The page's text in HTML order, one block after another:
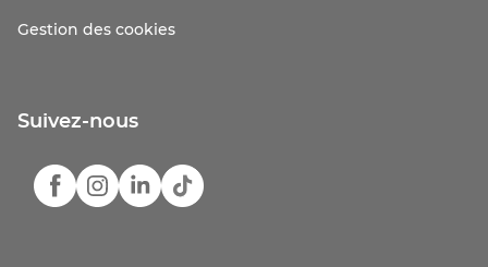
Gestion des cookies
Suivez-nous